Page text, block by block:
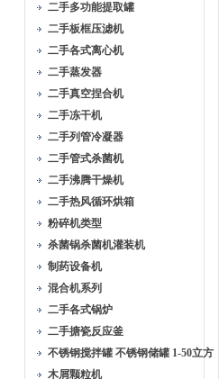
二手多功能提取罐
二手板框压滤机
二手各式离心机
二手蒸发器
二手真空捏合机
二手冻干机
二手列管冷凝器
二手管式杀菌机
二手沸腾干燥机
二手热风循环烘箱
粉碎机类型
杀菌锅杀菌机灌装机
制药设备机
混合机系列
二手各式锅炉
二手搪瓷反应釜
不锈钢搅拌罐 不锈钢储罐 1-50立方
木屑颗粒机